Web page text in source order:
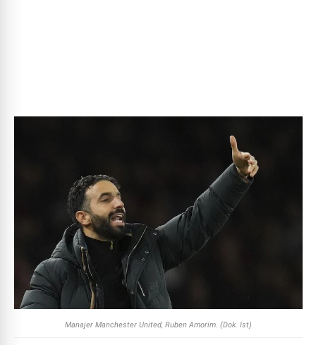
Manajer Manchester United, Ruben Amorim. (Dok. Ist)